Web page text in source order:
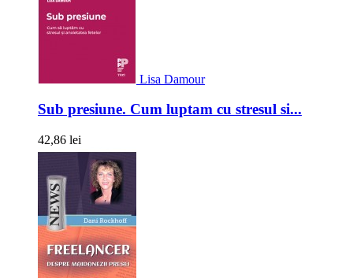
Lisa Damour
Sub presiune. Cum luptam cu stresul si...
42,86 lei